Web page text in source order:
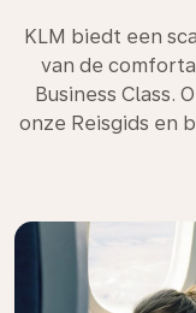
KLM biedt een
van de
Business Class.
onze Reisgids en